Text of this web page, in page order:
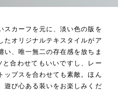
スカーフを元に、淡い色の版を
たオリジナルテキスタイルがア
い、唯一無二の存在感を放ちま
合わせてもいいですし、レー
ップスを合わせても素敵。ほん
遊び心ある装いをお楽しみくだ